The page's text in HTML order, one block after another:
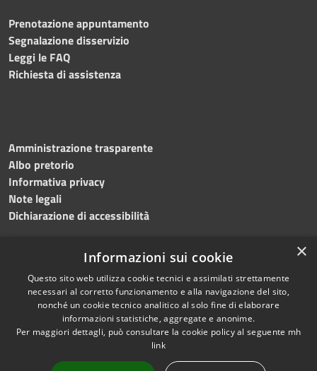
Prenotazione appuntamento
Segnalazione disservizio
Leggi le FAQ
Richiesta di assistenza
Amministrazione trasparente
Albo pretorio
Informativa privacy
Note legali
Dichiarazione di accessibilità
Accessibilità
Copyright © 2026 • Comune di
Salemi • Powered by
×
Informazioni sui cookie
Questo sito web utilizza cookie tecnici e assimilati strettamente
necessari al corretto funzionamento e alla navigazione del sito,
nonché un cookie tecnico analitico al solo fine di elaborare
informazioni statistiche, aggregate e anonime.
Per maggiori dettagli, può consultare la cookie policy al seguente mh
link